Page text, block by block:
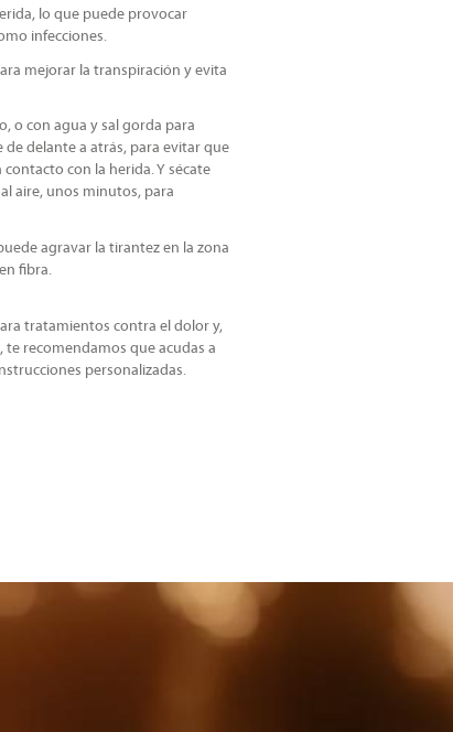
lo que puede provocar
infecciones.
mejorar la transpiración y evita
o con agua y sal gorda para
de delante a atrás, para evitar que
con la herida. Y sécate
aire, unos minutos, para
agravar la tirantez en la zona
fibra.
tratamientos contra el dolor y,
recomendamos que acudas a
personalizadas.